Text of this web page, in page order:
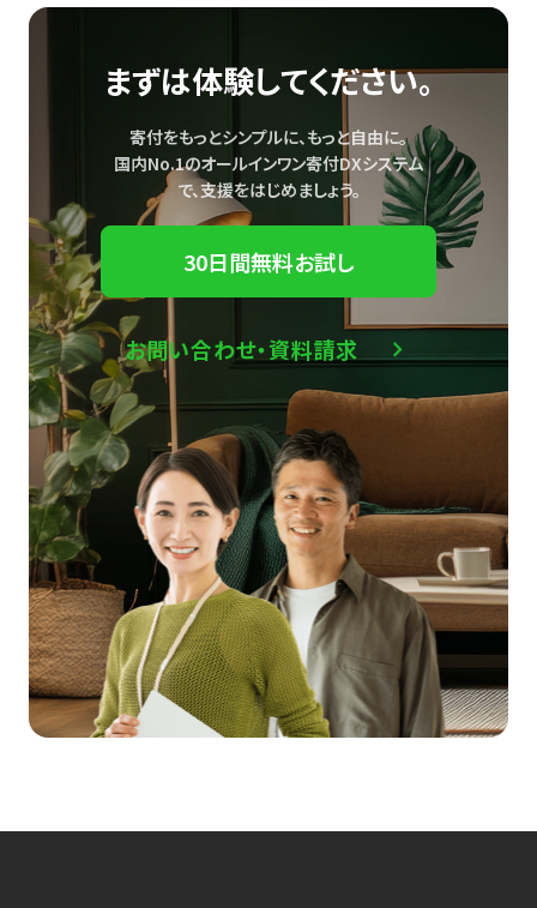
まずは体験してください。
寄付をもっとシンプルに、もっと自由に。
国内No.1のオールインワン寄付DXシステム
で、支援をはじめましょう。
30日間無料お試し
お問い合わせ・資料請求